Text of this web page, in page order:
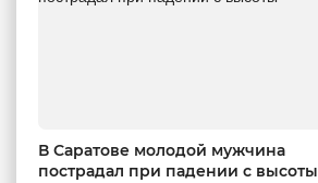
В Саратове молодой мужчина
пострадал при падении с высоты